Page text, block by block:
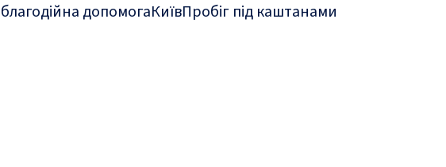
благодійна допомогаКиївПробіг під каштанами